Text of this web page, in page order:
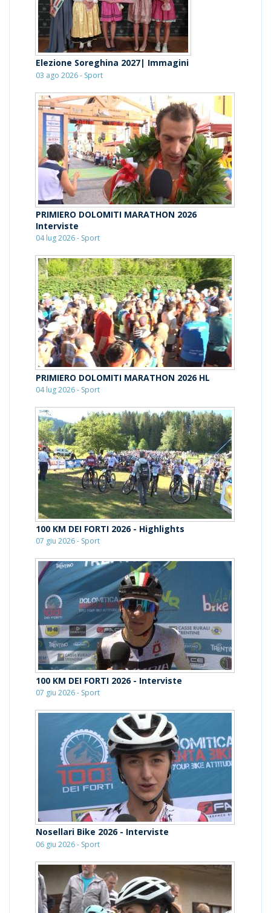
Elezione Soreghina 2027| Immagini
03 ago 2026 - Sport
PRIMIERO DOLOMITI MARATHON 2026
Interviste
04 lug 2026 - Sport
PRIMIERO DOLOMITI MARATHON 2026 HL
04 lug 2026 - Sport
100 KM DEI FORTI 2026 - Highlights
07 giu 2026 - Sport
100 KM DEI FORTI 2026 - Interviste
07 giu 2026 - Sport
Nosellari Bike 2026 - Interviste
06 giu 2026 - Sport